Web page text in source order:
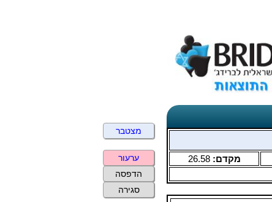
מקדם:26.58
מצטבר
ערעור
הדפסה
סגירה